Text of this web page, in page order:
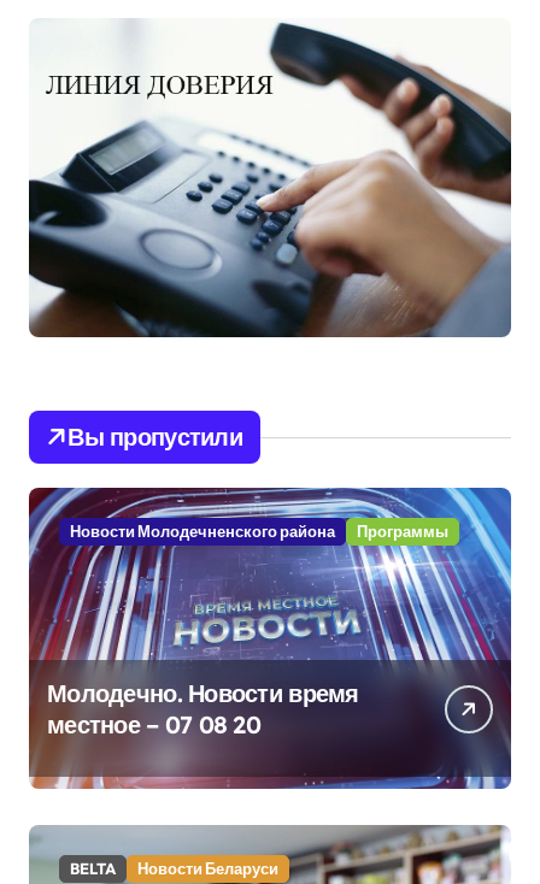
Вы пропустили
Новости Молодечненского района Программы
Молодечно. Новости время
местное – 07 08 20
BELTA Новости Беларуси